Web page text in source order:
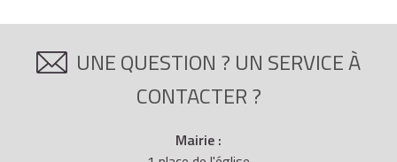
UNE QUESTION ? UN SERVICE À
CONTACTER ?
Mairie :